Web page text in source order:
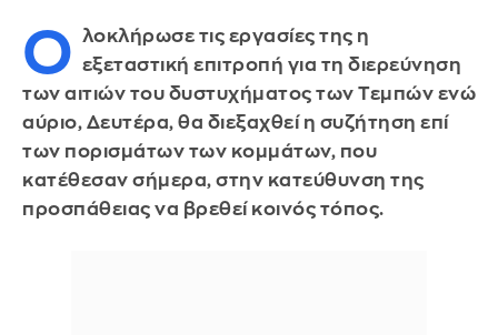
Ο
λοκλήρωσε τις εργασίες της η
εξεταστική επιτροπή για τη διερεύνηση
των αιτιών του δυστυχήματος των Τεμπών ενώ
αύριο, Δευτέρα, θα διεξαχθεί η συζήτηση επί
των πορισμάτων των κομμάτων, που
κατέθεσαν σήμερα, στην κατεύθυνση της
προσπάθειας να βρεθεί κοινός τόπος.